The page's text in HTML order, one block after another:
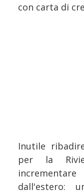
con carta di
Inutile
per la
dall'estero: